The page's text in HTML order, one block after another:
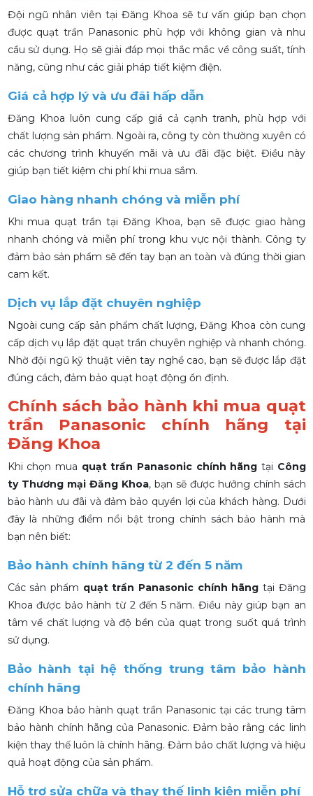
Đội ngũ nhân viên tại Đăng Khoa sẽ tư vấn giúp bạn chọn
được quạt trần Panasonic phù hợp với không gian và nhu
cầu sử dụng. Họ sẽ giải đáp mọi thắc mắc về công suất, tính
năng, cũng như các giải pháp tiết kiệm điện.
Giá cả hợp lý và ưu đãi hấp dẫn
Đăng Khoa luôn cung cấp giá cả cạnh tranh, phù hợp với
chất lượng sản phẩm. Ngoài ra, công ty còn thường xuyên có
các chương trình khuyến mãi và ưu đãi đặc biệt. Điều này
giúp bạn tiết kiệm chi phí khi mua sắm.
Giao hàng nhanh chóng và miễn phí
Khi mua quạt trần tại Đăng Khoa, bạn sẽ được giao hàng
nhanh chóng và miễn phí trong khu vực nội thành. Công ty
đảm bảo sản phẩm sẽ đến tay bạn an toàn và đúng thời gian
cam kết.
Dịch vụ lắp đặt chuyên nghiệp
Ngoài cung cấp sản phẩm chất lượng, Đăng Khoa còn cung
cấp dịch vụ lắp đặt quạt trần chuyên nghiệp và nhanh chóng.
Nhờ đội ngũ kỹ thuật viên tay nghề cao, bạn sẽ được lắp đặt
đúng cách, đảm bảo quạt hoạt động ổn định.
Chính sách bảo hành khi mua quạt
trần Panasonic chính hãng tại
Đăng Khoa
Khi chọn mua quạt trần Panasonic chính hãng tại Công
ty Thương mại Đăng Khoa, bạn sẽ được hưởng chính sách
bảo hành ưu đãi và đảm bảo quyền lợi của khách hàng. Dưới
đây là những điểm nổi bật trong chính sách bảo hành mà
bạn nên biết:
Bảo hành chính hãng từ 2 đến 5 năm
Các sản phẩm quạt trần Panasonic chính hãng tại Đăng
Khoa được bảo hành từ 2 đến 5 năm. Điều này giúp bạn an
tâm về chất lượng và độ bền của quạt trong suốt quá trình
sử dụng.
Bảo hành tại hệ thống trung tâm bảo hành
chính hãng
Đăng Khoa bảo hành quạt trần Panasonic tại các trung tâm
bảo hành chính hãng của Panasonic. Đảm bảo rằng các linh
kiện thay thế luôn là chính hãng. Đảm bảo chất lượng và hiệu
quả hoạt động của sản phẩm.
Hỗ trợ sửa chữa và thay thế linh kiện miễn phí